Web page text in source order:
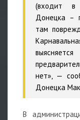
(входит в
Донецка –
там
нет», —
Донецка
В